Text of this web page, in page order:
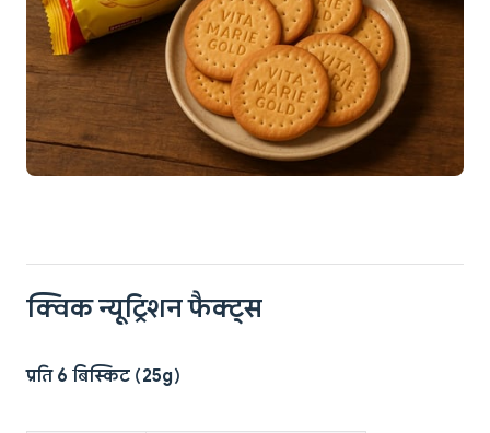
क्विक न्यूट्रिशन फैक्ट्स
प्रति 6 बिस्किट (25g)